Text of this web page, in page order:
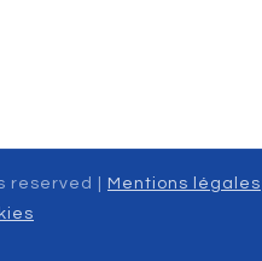
reserved |
Mentions légales